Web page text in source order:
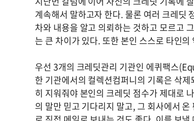
계속해서 말하고자 한다. 물론 여러 크레딧
차와 내용을 알고 의뢰하는 것하고 모르고
는 큰 차이가 있다. 또한 본인 스스로 타인
우선 3개의 크레딧관리 기관인 에퀴팩스
한 기관에서의 컬렉션컴퍼니의 기록은 삭
히 지워줘야 본인의 크레딧 점수가 제대로
의 말만 믿고 기다리지 말고, 그 회사에서